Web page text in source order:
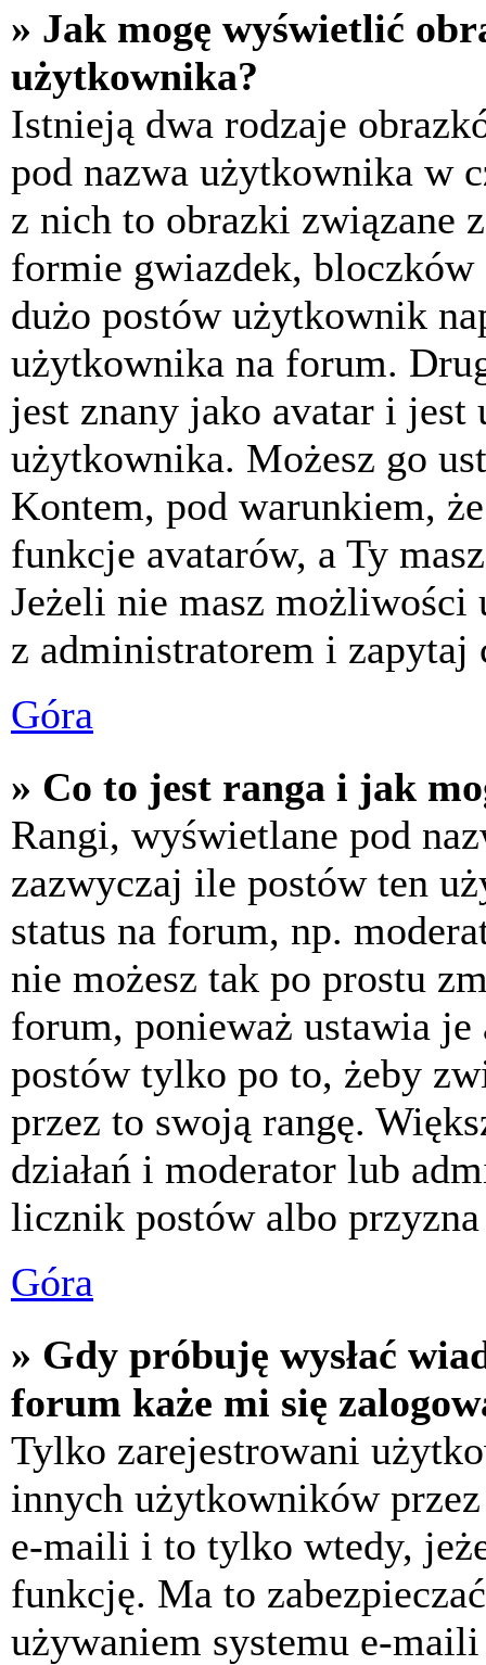
» Jak mogę wyświetlić
użytkownika?
Istnieją dwa rodzaje
pod nazwa użytkownika w
z nich to obrazki związane
formie gwiazdek,
dużo postów użytkownik
użytkownika na forum.
jest znany jako avatar i jest
użytkownika. Możesz go
Kontem, pod warunkiem,
funkcje avatarów, a Ty
Jeżeli nie masz możliwości
z administratorem i zapytaj
Góra
» Co to jest ranga i jak
Rangi, wyświetlane pod
zazwyczaj ile postów ten
status na forum, np.
nie możesz tak po prostu
forum, ponieważ ustawia
postów tylko po to, żeby
przez to swoją rangę.
działań i moderator lub
licznik postów albo
Góra
» Gdy próbuję wysłać
forum każe mi się
Tylko zarejestrowani
innych użytkowników
e-maili i to tylko wtedy,
funkcję. Ma to
używaniem systemu e-